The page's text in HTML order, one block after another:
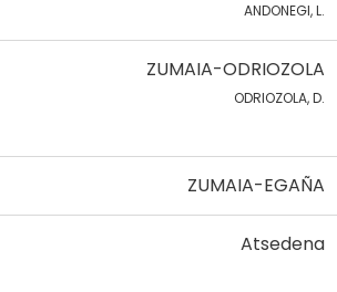
ANDONEGI, L.
ZUMAIA-ODRIOZOLA
ODRIOZOLA, D.
ZUMAIA-EGAÑA
Atsedena